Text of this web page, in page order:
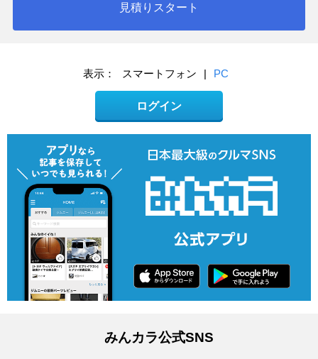
見積りスタート
表示： スマートフォン | PC
ログイン
みんカラ公式SNS